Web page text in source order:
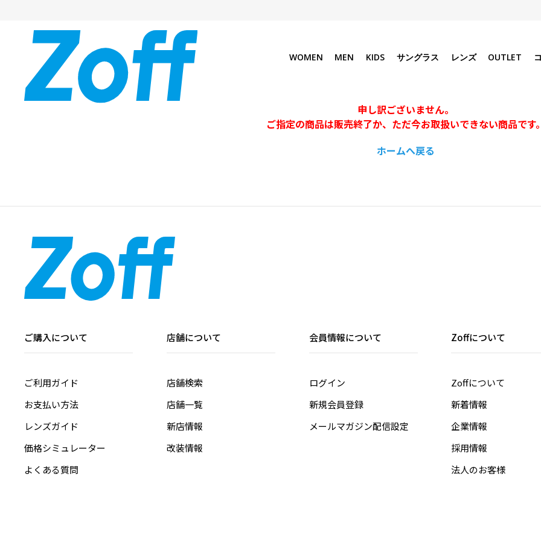
WOMEN MEN KIDS サングラス レンズ OUTLET
申し訳ございません。
ご指定の商品は販売終了か、ただ今お取扱いできない商品です
ホームへ戻る
ご購入について
ご利用ガイド
お支払い方法
レンズガイド
価格シミュレーター
よくある質問
店舗について
店舗検索
店舗一覧
新店情報
改装情報
会員情報について
ログイン
新規会員登録
メールマガジン配信設定
Zoffについて
Zoffについて
新着情報
企業情報
採用情報
法人のお客様